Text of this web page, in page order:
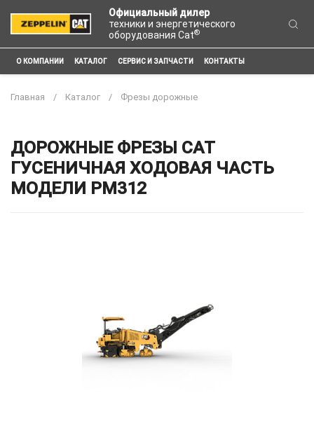
Официальный дилер
техники и энергетического
оборудования Cat®
О КОМПАНИИ КАТАЛОГ СЕРВИС И ЗАПЧАСТИ КОНТАКТЫ
Главная Каталог Фрезы дорожные
ДОРОЖНЫЕ ФРЕЗЫ CAT
ГУСЕНИЧНАЯ ХОДОВАЯ ЧАСТЬ
МОДЕЛИ PM312